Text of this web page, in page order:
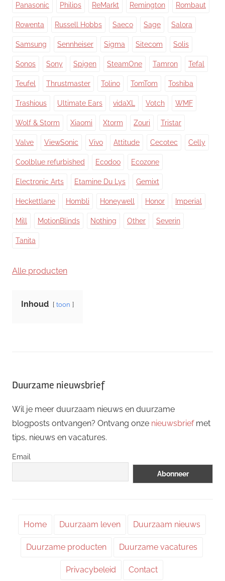
Panasonic Philips ReMarkt Remington Rombaut
Rowenta Russell Hobbs Saeco Sage Salora
Samsung Sennheiser Sigma Sitecom Solis
Sonos Sony Spigen SteamOne Tamron Tefal
Teufel Thrustmaster Tolino TomTom Toshiba
Trashious Ultimate Ears vidaXL Votch WMF
Wolf & Storm Xiaomi Xtorm Zouri Tristar
Valve ViewSonic Vivo Attitude Cecotec Celly
Coolblue refurbished Ecodoo Ecozone
Electronic Arts Etamine Du Lys Gemixt
Heckettlane Hombli Honeywell Honor Imperial
Mill MotionBlinds Nothing Other Severin
Tanita
Alle producten
Inhoud toon
Duurzame nieuwsbrief
Wil je meer duurzaam nieuws en duurzame
blogposts ontvangen? Ontvang onze nieuwsbriefmet
tips, nieuws en vacatures.
Email
Home Duurzaam leven Duurzaam nieuws
Duurzame producten Duurzame vacatures
Privacybeleid Contact